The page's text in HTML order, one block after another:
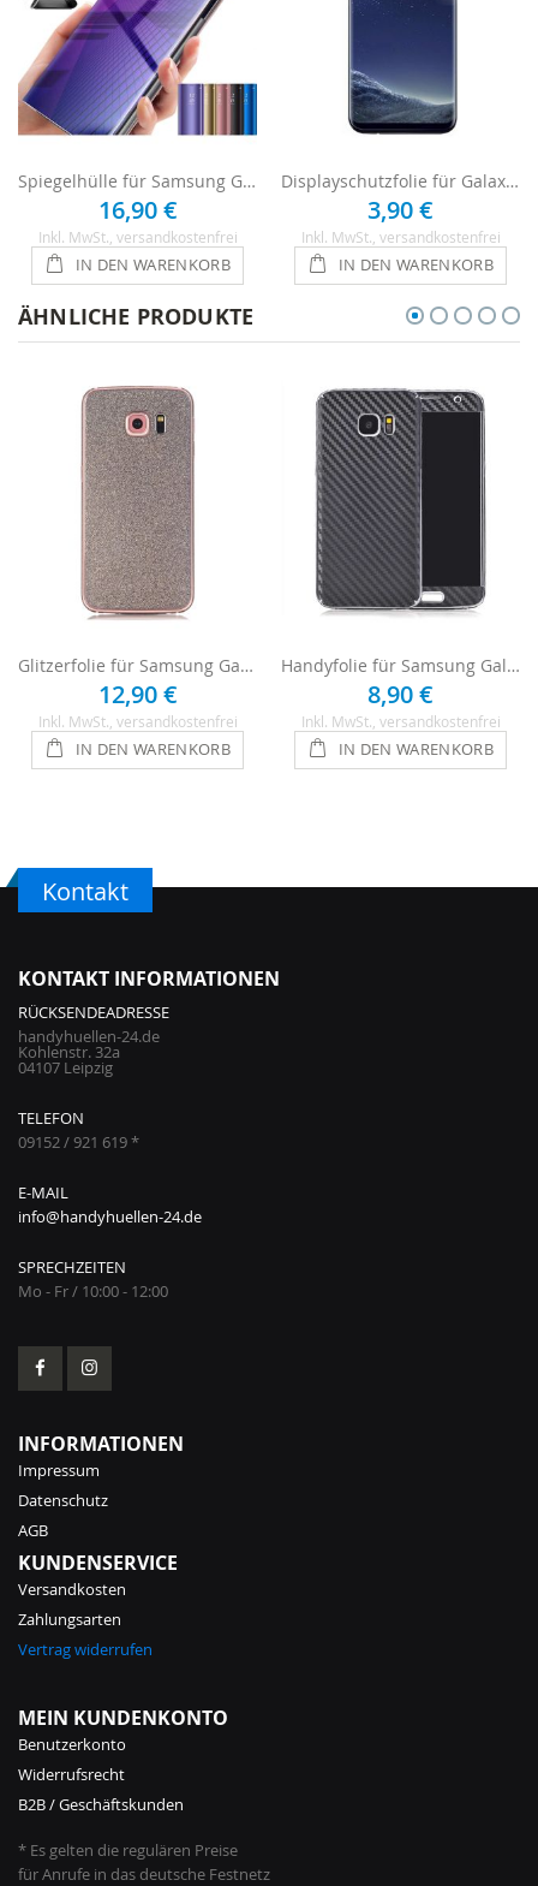
Spiegelhülle für Samsung Galaxy S8
16,90 €
Inkl. MwSt. , versandkostenfrei
IN DEN WARENKORB
Displayschutzfolie für Galaxy S8 - 1 x Clear
3,90 €
Inkl. MwSt. , versandkostenfrei
IN DEN WARENKORB
ÄHNLICHE PRODUKTE
Glitzerfolie für Samsung Galaxy S8 - Anthrazit
12,90 €
Inkl. MwSt. , versandkostenfrei
IN DEN WARENKORB
Handyfolie für Samsung Galaxy S8 - Carbon
8,90 €
Inkl. MwSt. , versandkostenfrei
IN DEN WARENKORB
Kontakt
KONTAKT INFORMATIONEN
RÜCKSENDEADRESSE
handyhuellen-24.de
Kohlenstr. 32a
04107 Leipzig
TELEFON
09152 / 921 619 *
E-MAIL
info@handyhuellen-24.de
SPRECHZEITEN
Mo - Fr / 10:00 - 12:00
INFORMATIONEN
Impressum
Datenschutz
AGB
KUNDENSERVICE
Versandkosten
Zahlungsarten
Vertrag widerrufen
MEIN KUNDENKONTO
Benutzerkonto
Widerrufsrecht
B2B / Geschäftskunden
* Es gelten die regulären Preise
für Anrufe in das deutsche Festnetz